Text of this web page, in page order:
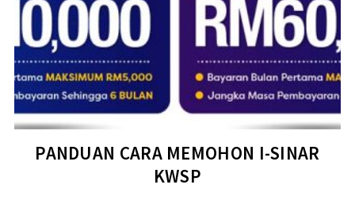
PANDUAN CARA MEMOHON I-SINAR
KWSP